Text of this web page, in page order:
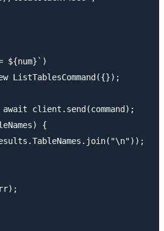
${num}`)
ListTablesCommand({});
client.send(command);
{